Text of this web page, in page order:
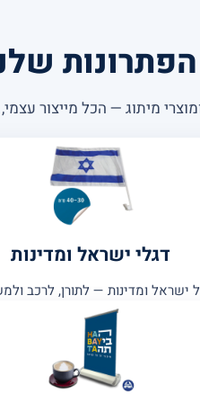
הפתרונות
מיתוג — הכל מייצור
דגלי ישראל ומדינות
ישראל ומדינות — לתורן, לרכב